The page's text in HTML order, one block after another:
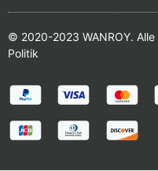
© 2020-2023 WANROY. Alle
Politik